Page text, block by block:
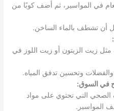
في المواسير، ثم أضف كوبًا من
أن تشطف بالماء الساخن.
زيت الزيتون أو زيت اللوز في
وتحسين تدفق المياه.
في السوق:
التي تحتوي على مواد
المواسير.